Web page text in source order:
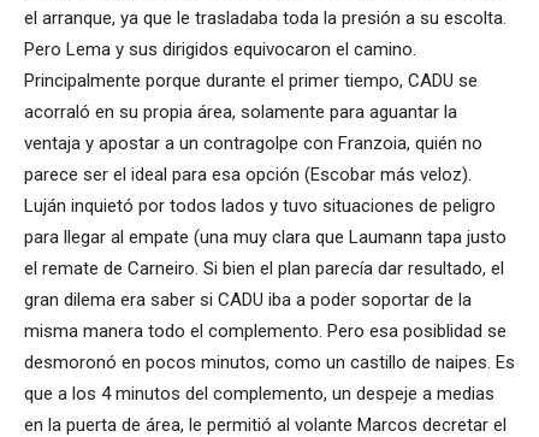
el arranque, ya que le trasladaba toda la presión a su escolta.
Pero Lema y sus dirigidos equivocaron el camino.
Principalmente porque durante el primer tiempo, CADU se
acorraló en su propia área, solamente para aguantar la
ventaja y apostar a un contragolpe con Franzoia, quién no
parece ser el ideal para esa opción (Escobar más veloz).
Luján inquietó por todos lados y tuvo situaciones de peligro
para llegar al empate (una muy clara que Laumann tapa justo
el remate de Carneiro. Si bien el plan parecía dar resultado, el
gran dilema era saber si CADU iba a poder soportar de la
misma manera todo el complemento. Pero esa posiblidad se
desmoronó en pocos minutos, como un castillo de naipes. Es
que a los 4 minutos del complemento, un despeje a medias
en la puerta de área, le permitió al volante Marcos decretar el